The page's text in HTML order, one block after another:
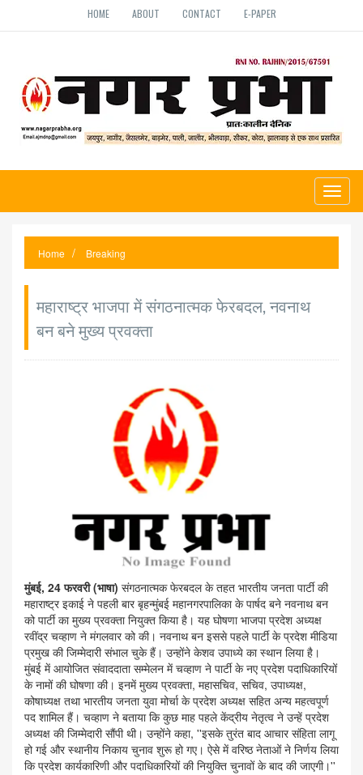
HOME ABOUT CONTACT E-PAPER
Home Breaking
महाराष्ट्र भाजपा में संगठनात्मक फेरबदल, नवनाथ
बन बने मुख्य प्रवक्ता
मुंबई, 24 फरवरी (भाषा) संगठनात्मक फेरबदल के तहत भारतीय जनता पार्टी की
महाराष्ट्र इकाई ने पहली बार बृहन्मुंबई महानगरपालिका के पार्षद बने नवनाथ बन
को पार्टी का मुख्य प्रवक्ता नियुक्त किया है। यह घोषणा भाजपा प्रदेश अध्यक्ष
रवींद्र चव्हाण ने मंगलवार को की। नवनाथ बन इससे पहले पार्टी के प्रदेश मीडिया
प्रमुख की जिम्मेदारी संभाल चुके हैं। उन्होंने केशव उपाध्ये का स्थान लिया है।
मुंबई में आयोजित संवाददाता सम्मेलन में चव्हाण ने पार्टी के नए प्रदेश पदाधिकारियों
के नामों की घोषणा की। इनमें मुख्य प्रवक्ता, महासचिव, सचिव, उपाध्यक्ष,
कोषाध्यक्ष तथा भारतीय जनता युवा मोर्चा के प्रदेश अध्यक्ष सहित अन्य महत्वपूर्ण
पद शामिल हैं। चव्हाण ने बताया कि कुछ माह पहले केंद्रीय नेतृत्व ने उन्हें प्रदेश
अध्यक्ष की जिम्मेदारी सौंपी थी। उन्होंने कहा, ''इसके तुरंत बाद आचार संहिता लागू
हो गई और स्थानीय निकाय चुनाव शुरू हो गए। ऐसे में वरिष्ठ नेताओं ने निर्णय लिया
कि प्रदेश कार्यकारिणी और पदाधिकारियों की नियुक्ति चुनावों के बाद की जाएगी।''